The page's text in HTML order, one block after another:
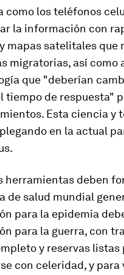
como los teléfonos
la información con
mapas satelitales que
migratorias, así como
que "deberían
tiempo de respuesta"
Esta ciencia y
en la actual
herramientas deben
de salud mundial
para la epidemia
para la guerra, con
y reservas listas
con celeridad, y para